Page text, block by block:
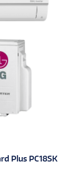
Plus PC18SK